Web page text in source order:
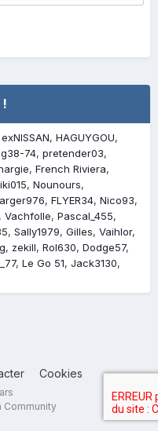
exNISSAN HAGUYGOU
74 pretender03
French Riviera
Nounours
FLYER34 Nico93
Vachfolle Pascal_455
Sally1979 Gilles Vaihlor
zekill Rol630 Dodge57
Le Go 51 Jack3130
Cookies
Community